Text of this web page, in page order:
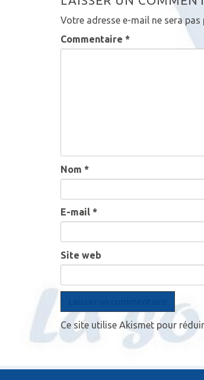
Votre adresse e-mail ne sera pas
Commentaire *
Nom *
E-mail *
Site web
Ce site utilise Akismet pour